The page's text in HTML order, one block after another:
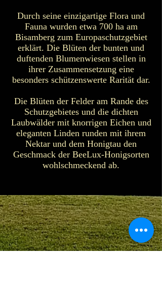
Durch seine einzigartige Flora und
Fauna wurden etwa 700 ha am
Bisamberg zum Europaschutzgebiet
erklärt. Die Blüten der bunten und
duftenden Blumenwiesen stellen in
ihrer Zusammensetzung eine
besonders schützenswerte Rarität dar.
Die Blüten der Felder am Rande des
Schutzgebietes und die dichten
Laubwälder mit knorrigen Eichen und
eleganten Linden runden mit ihrem
Nektar und dem Honigtau den
Geschmack der BeeLux-Honigsorten
wohlschmeckend ab.